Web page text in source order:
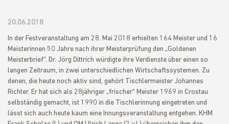
20.06.2018
In der Festveranstaltung am 28. Mai 2018 erhielten 164 Meister und 16
Meisterinnen 50 Jahre nach ihrer Meisterprüfung den „Goldenen
Meisterbrief“. Dr. Jörg Dittrich würdigte ihre Verdienste über einen so
langen Zeitraum, in zwei unterschiedlichen Wirtschaftssystemen. Zu
denen, die heute noch aktiv sind, gehört Tischlermeister Johannes
Richter. Er hat sich als 28jähriger „frischer“ Meister 1969 in Crostau
selbständig gemacht, ist 1990 in die Tischlerinnung eingetreten und
lässt sich auch heute kaum eine Innungsveranstaltung entgehen. KHM